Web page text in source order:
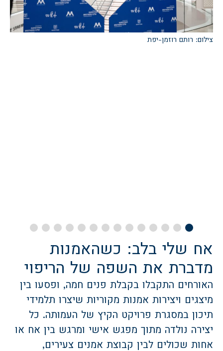
אח שלי בלב: כשהאמנות
מדברת את השפה של הריפוי
האורחים התקבלו בקבלת פנים חמה, ופסעו בין
מיצגים ויצירות אמנות מקוריות שיצרו תלמידי
תיכון במסגרת פרויקט הקיץ של העמותה. כל
יצירה נולדה מתוך מפגש אישי ומרגש בין אח או
אחות שכולים לבין קבוצת אמנים צעירים,
צילום: רותם רוזמן-יפת